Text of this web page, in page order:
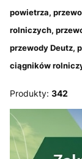
powietrza,
rolniczych,
przewody Deutz,
ciągników
Produkty: 342